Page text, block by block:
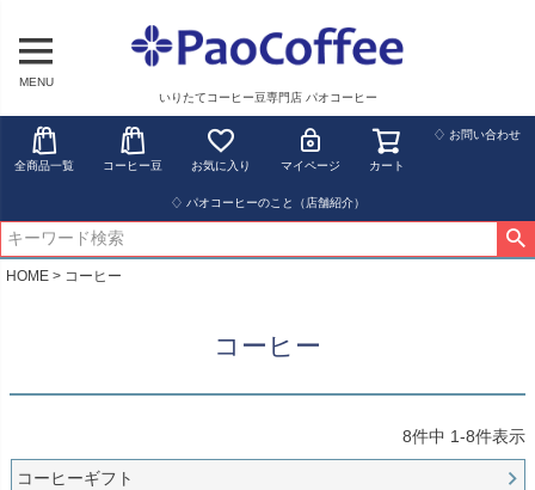
MENU
いりたてコーヒー豆専門店 パオコーヒー
全商品一覧 コーヒー豆 お気に入り マイページ カート
♢ お問い合わせ
♢ パオコーヒーのこと（店舗紹介）
HOME コーヒー
コーヒー
8件中 1-8件表示
コーヒーギフト